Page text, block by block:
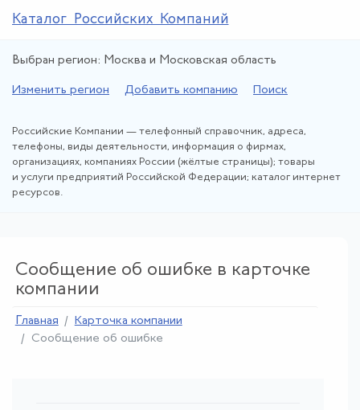
Каталог Российских Компаний
Выбран регион: Москва и Московская область
Изменить регион Добавить компанию Поиск
Российские Компании — телефонный справочник, адреса,
телефоны, виды деятельности, информация о фирмах,
организациях, компаниях России (жёлтые страницы); товары
и услуги предприятий Российской Федерации; каталог интернет
ресурсов.
Сообщение об ошибке в карточке
компании
Главная
Карточка компании
Сообщение об ошибке